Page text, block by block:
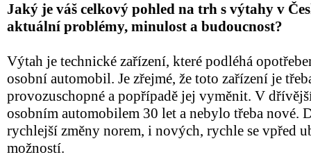
Jaký je váš celkový pohled na trh s výtahy v
aktuální problémy, minulost a budoucnost?
Výtah je technické zařízení, které podléhá
osobní automobil. Je zřejmé, že toto zařízení je
provozuschopné a popřípadě jej vyměnit. V
osobním automobilem 30 let a nebylo třeba nové.
rychlejší změny norem, i nových, rychle se vpřed
možností.